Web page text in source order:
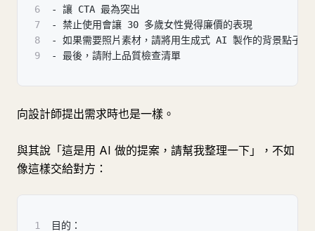
6
- 讓 CTA 最為突出
7
- 禁止使用會讓 30 多歲女性覺得廉價的表現
8
- 如果需要照片素材，請將用生成式 AI 製作的背景點子，
9
- 最後，請附上品質檢查清單
向設計師提出需求時也是一樣。
與其說「這是用 AI 做的提案，請幫我整理一下」，不如
像這樣交給對方：
1
目的：